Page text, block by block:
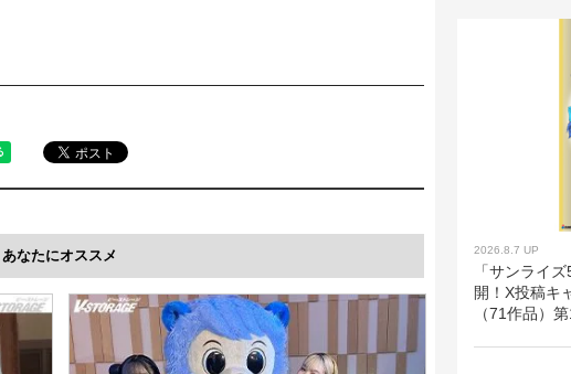
あなたにオススメ 2026.8.7 UP
「サンライ
開！X投稿キ
（71作品）